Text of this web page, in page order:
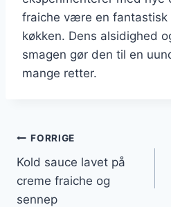
fraiche være en
køkken. Dens alsidighed
smagen gør den til en
mange retter.
FORRIGE
Kold sauce lavet på
creme fraiche og
sennep